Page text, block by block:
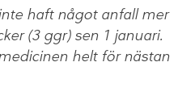
haft något anfall mer
(3 ggr) sen 1 januari.
helt för nästan